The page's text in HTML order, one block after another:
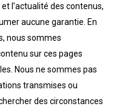
l’actualité des contenus,
aucune garantie. En
nous sommes
sur ces pages
Nous ne sommes pas
transmises ou
des circonstances